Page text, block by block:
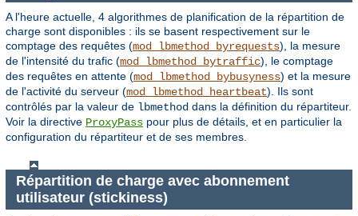
A l'heure actuelle, 4 algorithmes de planification de la répartition de
charge sont disponibles : ils se basent respectivement sur le
comptage des requêtes (mod_lbmethod_byrequests), la mesure
de l'intensité du trafic (mod_lbmethod_bytraffic), le comptage
des requêtes en attente (mod_lbmethod_bybusyness) et la mesure
de l'activité du serveur (mod_lbmethod_heartbeat). Ils sont
contrôlés par la valeur de lbmethod dans la définition du répartiteur.
Voir la directive ProxyPass pour plus de détails, et en particulier la
configuration du répartiteur et de ses membres.
Répartition de charge avec abonnement
utilisateur (stickiness)